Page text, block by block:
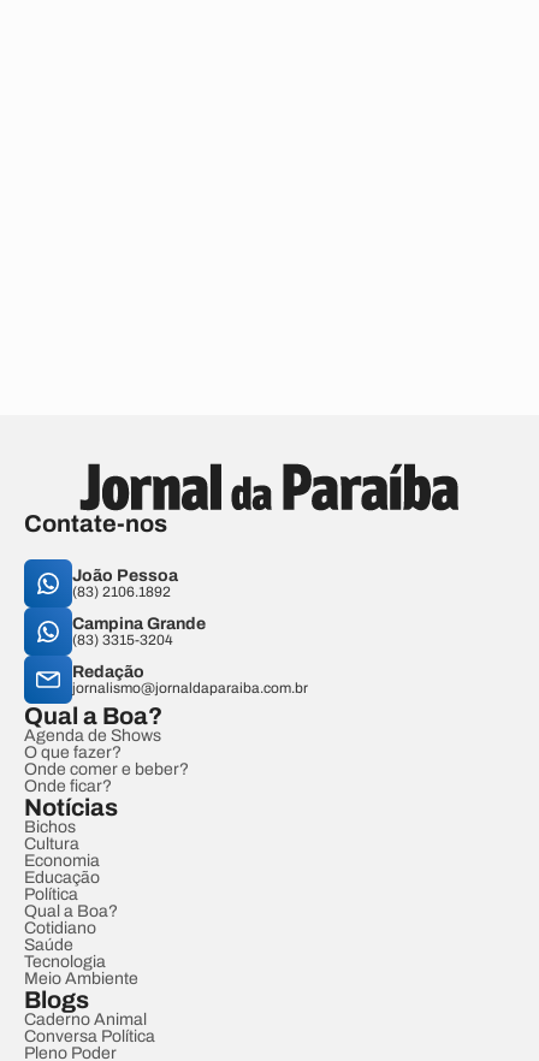
Contate-nos
João Pessoa
(83) 2106.1892
Campina Grande
(83) 3315-3204
Redação
jornalismo@jornaldaparaiba.com.br
Qual a Boa?
Agenda de Shows
O que fazer?
Onde comer e beber?
Onde ficar?
Notícias
Bichos
Cultura
Economia
Educação
Política
Qual a Boa?
Cotidiano
Saúde
Tecnologia
Meio Ambiente
Blogs
Caderno Animal
Conversa Política
Pleno Poder